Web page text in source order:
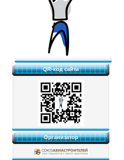
QR-код сайта
Организатор